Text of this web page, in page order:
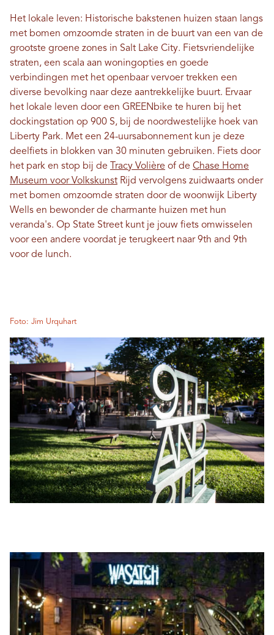
Het lokale leven: Historische bakstenen huizen staan ​​langs
met bomen omzoomde straten in de buurt van een van de
grootste groene zones in Salt Lake City. Fietsvriendelijke
straten, een scala aan woningopties en goede
verbindingen met het openbaar vervoer trekken een
diverse bevolking naar deze aantrekkelijke buurt. Ervaar
het lokale leven door een GREENbike te huren bij het
dockingstation op 900 S, bij de noordwestelijke hoek van
Liberty Park. Met een 24-uursabonnement kun je deze
deelfiets in blokken van 30 minuten gebruiken. Fiets door
het park en stop bij de
Tracy Volière of de Chase Home
Museum voor Volkskunst Rijd vervolgens zuidwaarts onder
met bomen omzoomde straten door de woonwijk Liberty
Wells en bewonder de charmante huizen met hun
veranda's. Op State Street kunt je jouw fiets omwisselen
voor een andere voordat je terugkeert naar 9th and 9th
voor de lunch.
Foto: Jim Urquhart